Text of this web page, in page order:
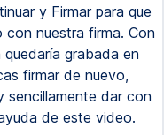
y Firmar para que
nuestra firma. Con
grabada en
firmar de nuevo,
sencillamente dar con
de este video.